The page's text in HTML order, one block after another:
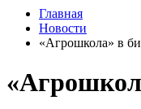
Главная
Новости
«Агрошкола» в